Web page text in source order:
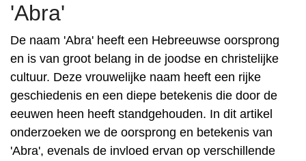
'Abra'
De naam 'Abra' heeft een Hebreeuwse oorsprong
en is van groot belang in de joodse en christelijke
cultuur. Deze vrouwelijke naam heeft een rijke
geschiedenis en een diepe betekenis die door de
eeuwen heen heeft standgehouden. In dit artikel
onderzoeken we de oorsprong en betekenis van
'Abra', evenals de invloed ervan op verschillende